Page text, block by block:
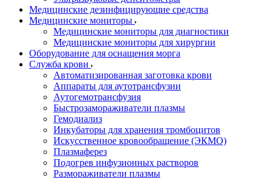
Медицинские дезинфицирующие средства
Медицинские мониторы
Медицинские мониторы для диагностики
Медицинские мониторы для хирургии
Оборудование для оснащения морга
Служба крови
Автоматизированная заготовка крови
Аппараты для аутотрансфузии
Аутогемотрансфузия
Быстрозамораживатели плазмы
Гемодиализ
Инкубаторы для хранения тромбоцитов
Искусственное кровообращение (ЭКМО)
Плазмаферез
Подогрев инфузионных растворов
Размораживатели плазмы